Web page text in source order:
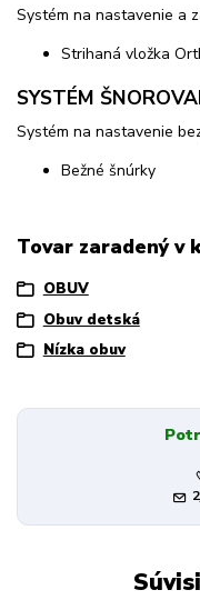
Systém na nastavenie a
Strihaná vložka
SYSTÉM
Systém na nastavenie
Bežné šnúrky
Tovar zaradený v
OBUV
Obuv detská
Nízka obuv